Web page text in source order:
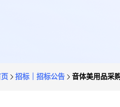
招标｜招标公告 音体美用品采